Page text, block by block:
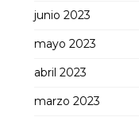
junio 2023
mayo 2023
abril 2023
marzo 2023